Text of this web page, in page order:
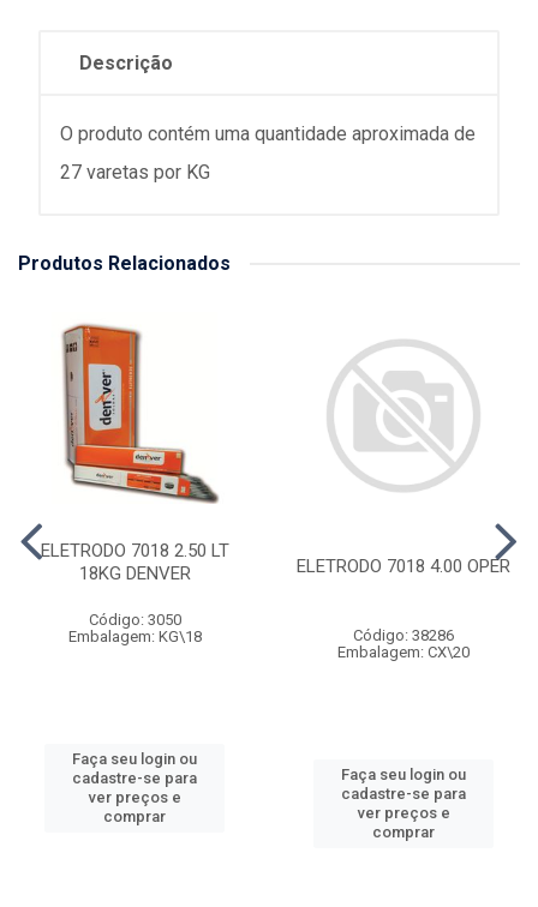
Descrição
O produto contém uma quantidade aproximada de
27 varetas por KG
Produtos Relacionados
ELETRODO 7018 2.50 LT
18KG DENVER
Código: 3050
Embalagem: KG\18
Faça seu login ou
cadastre-se para
ver preços e
comprar
ELETRODO 7018 4.00 OPER
Código: 38286
Embalagem: CX\20
Faça seu login ou
cadastre-se para
ver preços e
comprar